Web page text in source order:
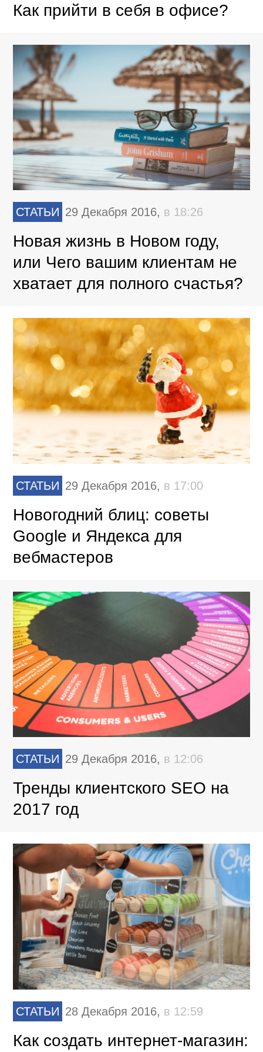
Как прийти в себя в офисе?
СТАТЬИ 29 Декабря 2016, в 18:26
Новая жизнь в Новом году,
или Чего вашим клиентам не
хватает для полного счастья?
СТАТЬИ 29 Декабря 2016, в 17:00
Новогодний блиц: советы
Google и Яндекса для
вебмастеров
СТАТЬИ 29 Декабря 2016, в 12:06
Тренды клиентского SEO на
2017 год
СТАТЬИ 28 Декабря 2016, в 12:59
Как создать интернет-магазин: